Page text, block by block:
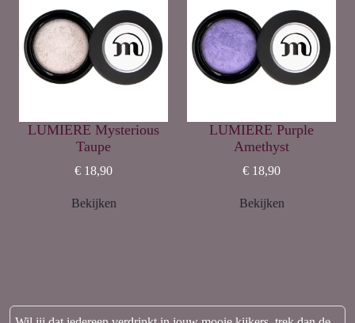
LUMIERE Mysterious
Taupe
€ 18,90
Bekijken
LUMIERE Purple
Amethyst
€ 18,90
Bekijken